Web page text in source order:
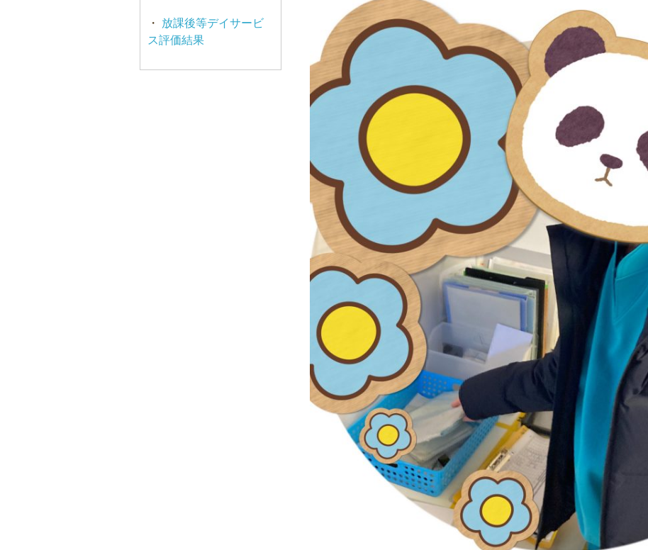
・ 放課後等デイサービ
ス評価結果